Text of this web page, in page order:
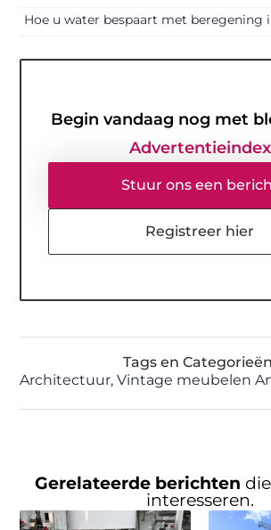
Hoe u water bespaart met beregening
Begin vandaag nog met
Advertentieindex
Stuur ons een
Registreer hier
Tags en
Architectuur,Vintage meubelen
Gerelateerde berichten
interesseren.